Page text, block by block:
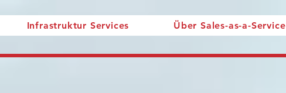
Infrastruktur Services Über Sales-as-a-Service